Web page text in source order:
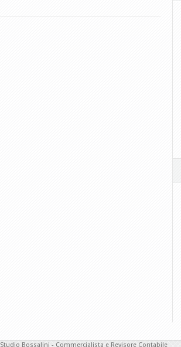
Studio Bossalini - Commercialista e Revisore Contabile